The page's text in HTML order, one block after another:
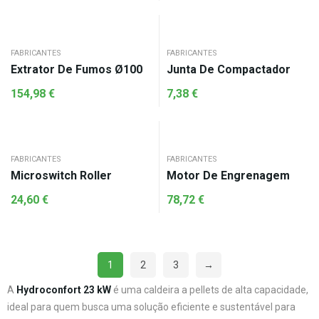
FABRICANTES
Extrator De Fumos Ø100
154,98 €
FABRICANTES
Junta De Compactador
7,38 €
FABRICANTES
Microswitch Roller
24,60 €
FABRICANTES
Motor De Engrenagem
78,72 €
1 2 3 →
A Hydroconfort 23 kW é uma caldeira a pellets de alta capacidade,
ideal para quem busca uma solução eficiente e sustentável para